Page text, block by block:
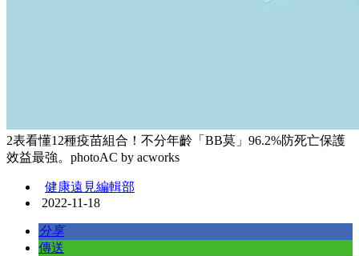
2表看懂12種疫苗組合！不分年齡「BB莫」96.2%防死亡保護
效益最強。photoAC by acworks
健康遠見編輯部
2022-11-18
分享
傳送